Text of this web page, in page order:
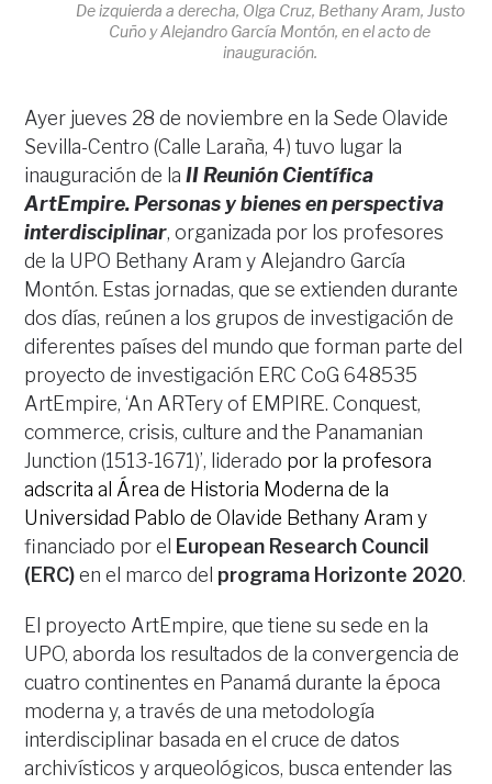
De izquierda a derecha, Olga Cruz, Bethany Aram, Justo
Cuño y Alejandro García Montón, en el acto de
inauguración.
Ayer jueves 28 de noviembre en la Sede Olavide
Sevilla-Centro (Calle Laraña, 4) tuvo lugar la
inauguración de laII Reunión Científica
ArtEmpire. Personas y bienes en perspectiva
interdisciplinar, organizada por los profesores
de la UPO Bethany Aram y Alejandro García
Montón. Estas jornadas, que se extienden durante
dos días, reúnen a los grupos de investigación de
diferentes países del mundo que forman parte del
proyecto de investigación ERC CoG 648535
ArtEmpire, ‘An ARTery of EMPIRE. Conquest,
commerce, crisis, culture and the Panamanian
Junction (1513-1671)’, liderado por la profesora
adscrita al Área de Historia Moderna de la
Universidad Pablo de Olavide Bethany Aram y
financiado por el European Research Council
(ERC)en el marco del programa Horizonte 2020.
El proyecto ArtEmpire, que tiene su sede en la
UPO, aborda los resultados de la convergencia de
cuatro continentes en Panamá durante la época
moderna y, a través de una metodología
interdisciplinar basada en el cruce de datos
archivísticos y arqueológicos, busca entender las